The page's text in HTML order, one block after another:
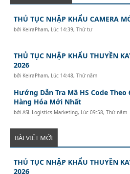
THỦ TỤC NHẬP KHẨU CAMERA
bởi KeiraPham, Lúc 14:39, Thứ tư
THỦ TỤC NHẬP KHẨU THUYỀN
2026
bởi KeiraPham, Lúc 14:48, Thứ năm
Hướng Dẫn Tra Mã HS Code Theo
Hàng Hóa Mới Nhất
bởiASL Logistics Marketing, Lúc 09:58, Thứ năm
BÀI VIẾT MỚI
THỦ TỤC NHẬP KHẨU THUYỀN
2026